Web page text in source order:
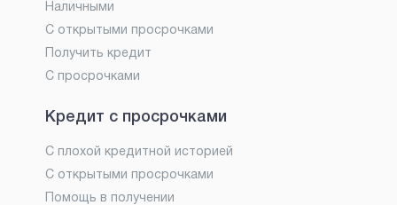
Наличными
С открытыми просрочками
Получить кредит
С просрочками
Кредит с просрочками
С плохой кредитной историей
С открытыми просрочками
Помощь в получении